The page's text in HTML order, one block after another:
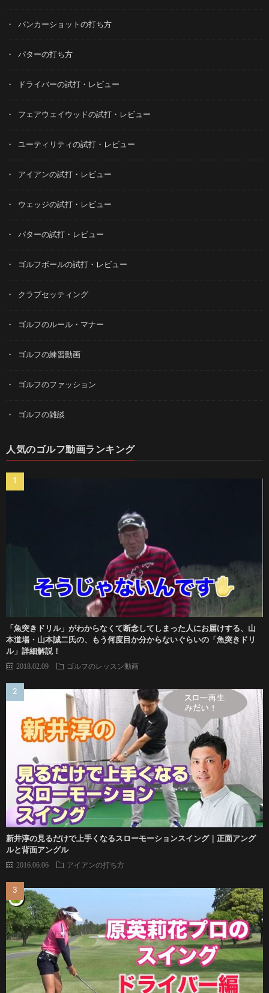
バンカーショットの打ち方
パターの打ち方
ドライバーの試打・レビュー
フェアウェイウッドの試打・レビュー
ユーティリティの試打・レビュー
アイアンの試打・レビュー
ウェッジの試打・レビュー
パターの試打・レビュー
ゴルフボールの試打・レビュー
クラブセッティング
ゴルフのルール・マナー
ゴルフの練習動画
ゴルフのファッション
ゴルフの雑談
人気のゴルフ動画ランキング
「魚突きドリル」がわからなくて断念してしまった人にお届けする、山
本道場・山本誠二氏の、もう何度目か分からないぐらいの「魚突きドリ
ル」詳細解説！
2018.02.09 ゴルフのレッスン動画
新井淳の見るだけで上手くなるスローモーションスイング｜正面アング
ルと背面アングル
2016.06.06 アイアンの打ち方